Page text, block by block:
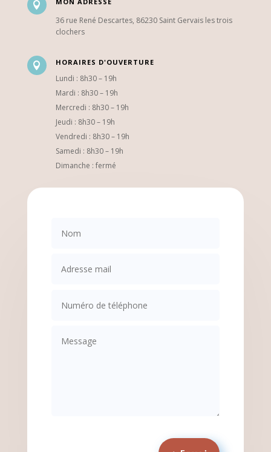

36 rue René Descartes, 86230 Saint Gervais les trois
clochers
 HORAIRES D'OUVERTURE
Lundi : 8h30 – 19h
Mardi : 8h30 – 19h
Mercredi : 8h30 – 19h
Jeudi : 8h30 – 19h
Vendredi : 8h30 – 19h
Samedi : 8h30 – 19h
Dimanche : fermé